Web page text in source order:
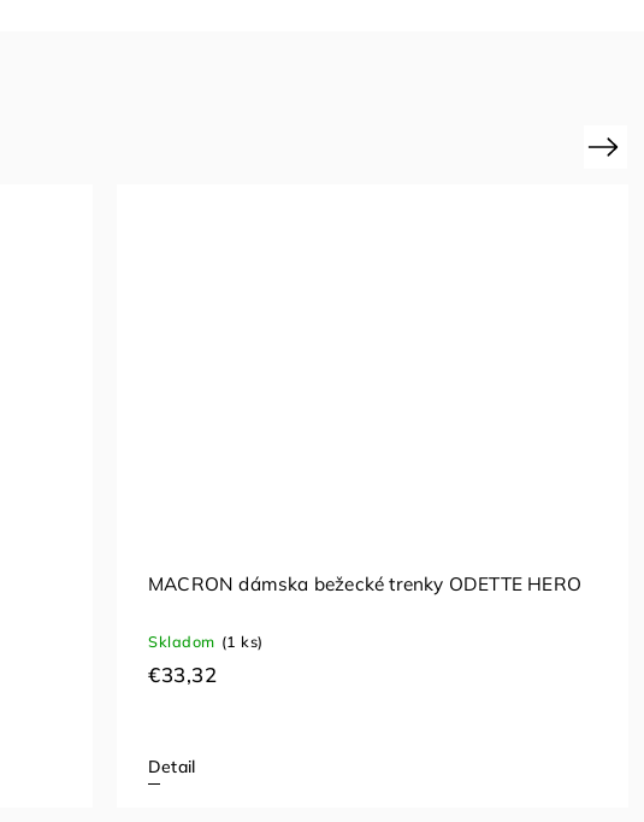
MACRON dámska bežecké trenky ODETTE HERO
Skladom (1 ks)
€33,32
Detail
Next